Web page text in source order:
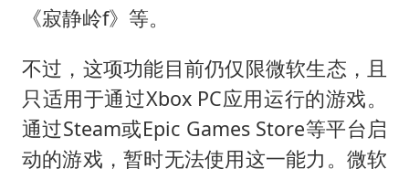
《寂静岭f》等。
不过，这项功能目前仍仅限微软生态，且
只适用于通过Xbox PC应用运行的游戏。
通过Steam或Epic Games Store等平台启
动的游戏，暂时无法使用这一能力。微软